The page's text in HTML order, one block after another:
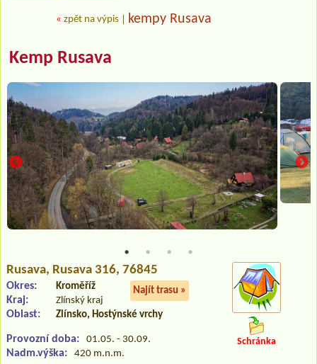
« zpět na výpis kempy Rusava
Kemp Rusava
Rusava, Rusava 316, 76845
Najít trasu »
Okres: Kroměříž
Kraj: Zlínský kraj
Oblast: Zlínsko, Hostýnské vrchy
Provozní doba: 01.05. - 30.09.
Nadm.výška: 420 m.n.m.
Schránka